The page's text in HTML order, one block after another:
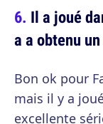
Il a joué
a a obtenu
Bon ok pour
mais il y a
excellente